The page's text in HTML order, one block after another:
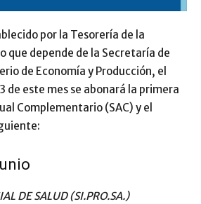
por la Tesorería de la
que depende de la Secretaría de
de Economía y Producción, el
de este mes se abonará la primera
Complementario (SAC) y el
DE SALUD (SI.PRO.SA.)